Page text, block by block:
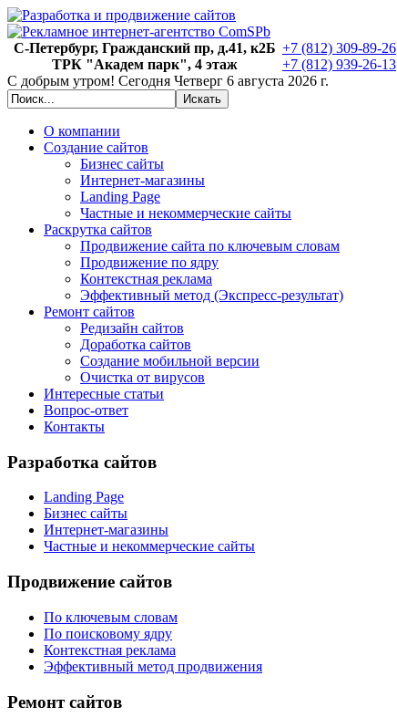
С-Петербург, Гражданский пр, д.41, к2Б
ТРК "Академ парк", 4 этаж
+7 (812) 309-89-26
+7 (812) 939-26-13
С добрым утром! Сегодня Четверг 6 августа 2026 г.
О компании
Создание сайтов
Бизнес сайты
Интернет-магазины
Landing Page
Частные и некоммерческие сайты
Раскрутка сайтов
Продвижение сайта по ключевым словам
Продвижение по ядру
Контекстная реклама
Эффективный метод (Экспресс-результат)
Ремонт сайтов
Редизайн сайтов
Доработка сайтов
Создание мобильной версии
Очистка от вирусов
Интересные статьи
Вопрос-ответ
Контакты
Разработка сайтов
Landing Page
Бизнес сайты
Интернет-магазины
Частные и некоммерческие сайты
Продвижение сайтов
По ключевым словам
По поисковому ядру
Контекстная реклама
Эффективный метод продвижения
Ремонт сайтов